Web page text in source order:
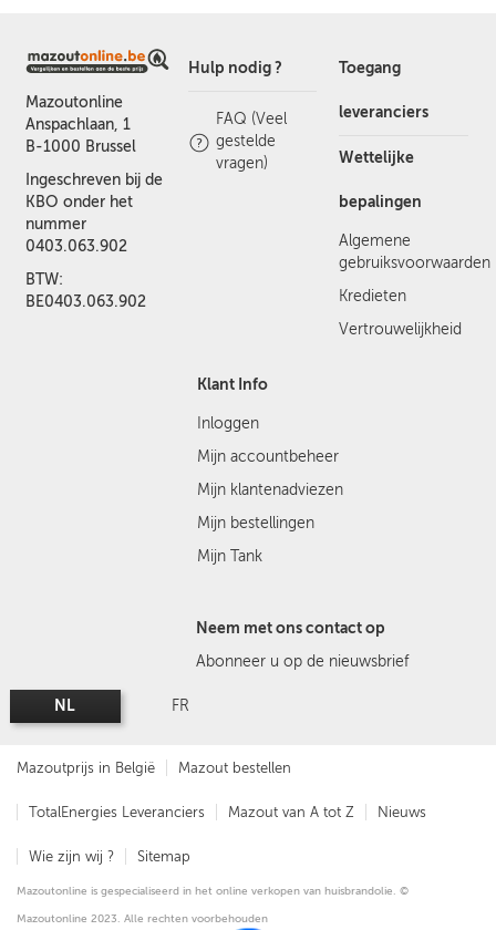
Mazoutonline
Anspachlaan, 1
B-1000 Brussel
Ingeschreven bij de
KBO onder het
nummer
0403.063.902
BTW:
BE0403.063.902
Hulp nodig ?
FAQ (Veel
gestelde
vragen)
Toegang
leveranciers
Wettelijke
bepalingen
Algemene
gebruiksvoorwaarden
Kredieten
Vertrouwelijkheid
Klant Info
Inloggen
Mijn accountbeheer
Mijn klantenadviezen
Mijn bestellingen
Mijn Tank
Neem met ons contact op
Abonneer u op de nieuwsbrief
NL FR
Mazoutprijs in België Mazout bestellen
TotalEnergies Leveranciers Mazout van A tot Z Nieuws
Wie zijn wij ? Sitemap
Mazoutonline is gespecialiseerd in het online verkopen van huisbrandolie. ©
Mazoutonline 2023. Alle rechten voorbehouden